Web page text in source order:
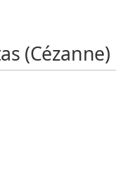
(Cézanne)